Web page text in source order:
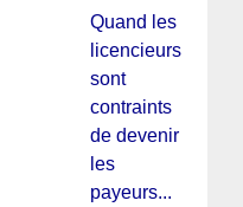
Quand les
licencieurs
sont
contraints
de devenir
les
payeurs...